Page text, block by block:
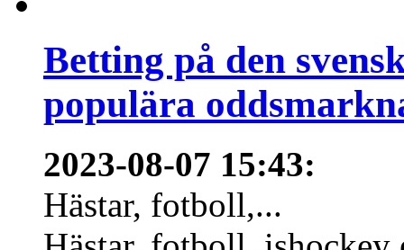
Betting på den
populära
2023-08-07 15:43:
Hästar, fotboll,...